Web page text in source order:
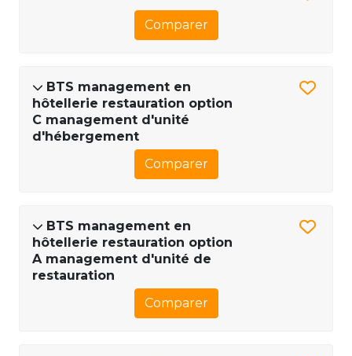
Comparer
BTS management en
hôtellerie restauration option
C management d'unité
d'hébergement
Comparer
BTS management en
hôtellerie restauration option
A management d'unité de
restauration
Comparer